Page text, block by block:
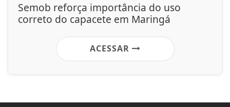
Semob reforça importância do uso
correto do capacete em Maringá
ACESSAR